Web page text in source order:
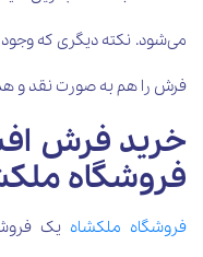
می‌شود. نکته دیگری که وجود
فرش را هم به صورت نقد و
فروشگاه
فروشگاه ملکشاهیک